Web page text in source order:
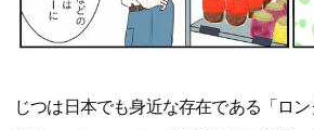
じつは日本でも身近な存在である「ロン